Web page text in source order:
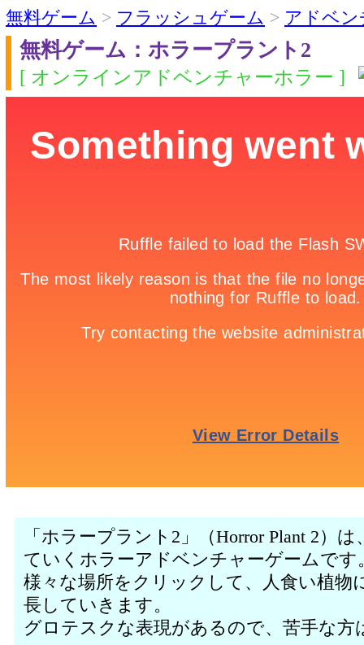
無料ゲーム > フラッシュゲーム > アドベン
無料ゲーム：ホラープラント2
[ オンラインアドベンチャーホラー ]
「ホラープラント2」（Horror Plant 2）
ていくホラーアドベンチャーゲームです
様々な場所をクリックして、人食い植物
長していきます。
グロテスクな表現があるので、苦手な方